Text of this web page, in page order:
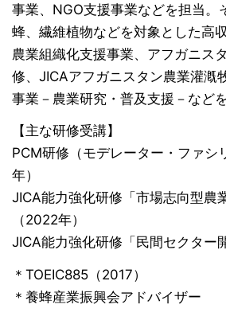
事業、NGO支援事業などを担当。
蜂、繊維植物などを対象とした高
農業組織化支援事業、アフガニス
修、JICAアフガニスタン農業灌漑
事業－農業研究・普及支援－などを
【主な研修受講】
PCM研修（モデレーター・ファシ
年）
JICA能力強化研修「市場志向型農
（2022年）
JICA能力強化研修「民間セクター
＊TOEIC885（2017）
＊養蜂産業振興会アドバイザー